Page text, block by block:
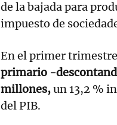
de la bajada para
impuesto de
En el primer trimestre
primario -
millones,un 13,2 %
del PIB.